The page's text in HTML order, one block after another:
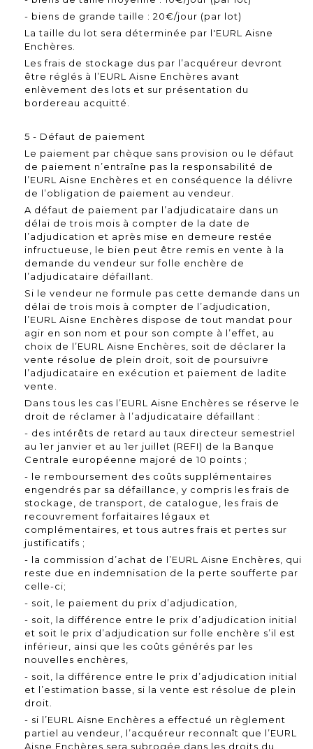
- biens de grande taille : 20€/jour (par lot)
La taille du lot sera déterminée par l'EURL Aisne
Enchères.
Les frais de stockage dus par l’acquéreur devront
être réglés à l’EURL Aisne Enchères avant
enlèvement des lots et sur présentation du
bordereau acquitté.
5 - Défaut de paiement
Le paiement par chèque sans provision ou le défaut
de paiement n’entraîne pas la responsabilité de
l’EURL Aisne Enchères et en conséquence la délivre
de l’obligation de paiement au vendeur.
A défaut de paiement par l’adjudicataire dans un
délai de trois mois à compter de la date de
l’adjudication et après mise en demeure restée
infructueuse, le bien peut être remis en vente à la
demande du vendeur sur folle enchère de
l’adjudicataire défaillant.
Si le vendeur ne formule pas cette demande dans un
délai de trois mois à compter de l’adjudication,
l’EURL Aisne Enchères dispose de tout mandat pour
agir en son nom et pour son compte à l’effet, au
choix de l’EURL Aisne Enchères, soit de déclarer la
vente résolue de plein droit, soit de poursuivre
l’adjudicataire en exécution et paiement de ladite
vente.
Dans tous les cas l’EURL Aisne Enchères se réserve le
droit de réclamer à l’adjudicataire défaillant :
- des intérêts de retard au taux directeur semestriel
au 1er janvier et au 1er juillet (REFI) de la Banque
Centrale européenne majoré de 10 points ;
- le remboursement des coûts supplémentaires
engendrés par sa défaillance, y compris les frais de
stockage, de transport, de catalogue, les frais de
recouvrement forfaitaires légaux et
complémentaires, et tous autres frais et pertes sur
justificatifs ;
- la commission d’achat de l’EURL Aisne Enchères, qui
reste due en indemnisation de la perte soufferte par
celle-ci;
- soit, le paiement du prix d’adjudication,
- soit, la différence entre le prix d’adjudication initial
et soit le prix d’adjudication sur folle enchère s’il est
inférieur, ainsi que les coûts générés par les
nouvelles enchères,
- soit, la différence entre le prix d’adjudication initial
et l’estimation basse, si la vente est résolue de plein
droit.
- si l’EURL Aisne Enchères a effectué un règlement
partiel au vendeur, l’acquéreur reconnaît que l’EURL
Aisne Enchères sera subrogée dans les droits du